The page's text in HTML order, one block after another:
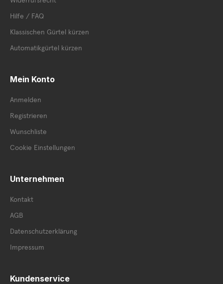
Hilfe / FAQ
Klassischen Gürtel kürzen
Automatikgürtel kürzen
Mein Konto
Anmelden
Registrieren
Wunschliste
Cookie Einstellungen
Unternehmen
Kontakt
AGB
Datenschutzerklärung
Impressum
Kundenservice